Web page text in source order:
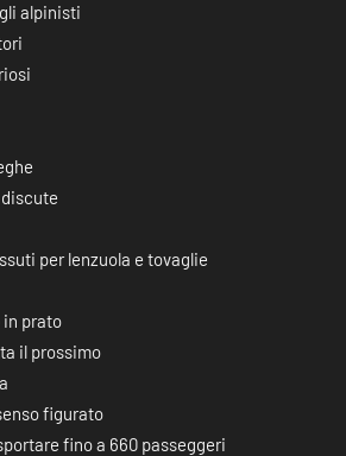
alpinisti
per lenzuola e tovaglie
in prato
il prossimo
figurato
fino a 660 passeggeri